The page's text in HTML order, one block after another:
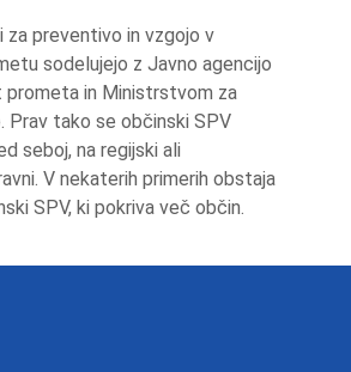
za preventivo in vzgojo v
sodelujejo z Javno agencijo
prometa in Ministrstvom za
Prav tako se občinski SPV
seboj, na regijski ali
V nekaterih primerih obstaja
SPV, ki pokriva več občin.